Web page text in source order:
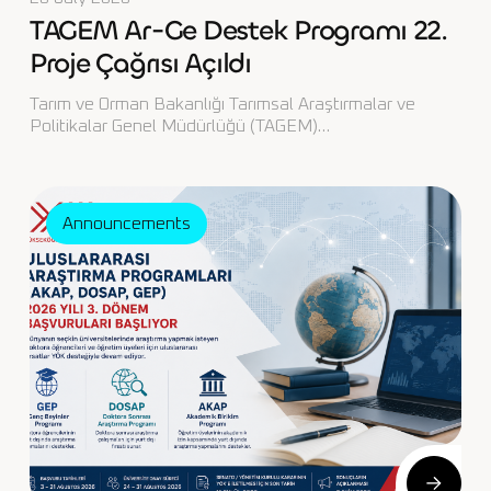
TAGEM Ar-Ge Destek Programı 22.
Proje Çağrısı Açıldı
Tarım ve Orman Bakanlığı Tarımsal Araştırmalar ve
Politikalar Genel Müdürlüğü (TAGEM)…
Announcements